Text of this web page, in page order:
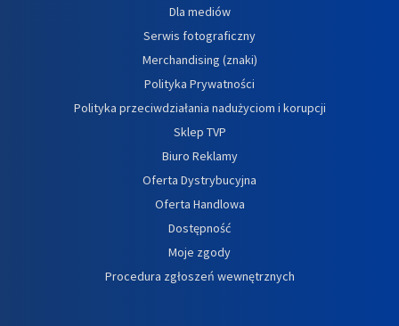
Dla mediów
Serwis fotograficzny
Merchandising (znaki)
Polityka Prywatności
Polityka przeciwdziałania nadużyciom i korupcji
Sklep TVP
Biuro Reklamy
Oferta Dystrybucyjna
Oferta Handlowa
Dostępność
Moje zgody
Procedura zgłoszeń wewnętrznych